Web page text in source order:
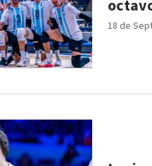
18 de